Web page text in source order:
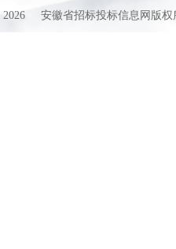
2026 安徽省招标投标信息网版